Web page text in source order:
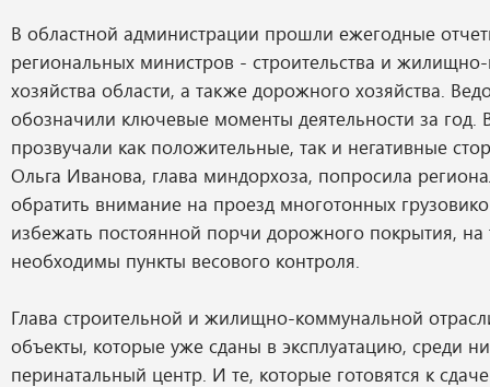
В областной администрации прошли ежегодные
региональных министров - строительства и
хозяйства области, а также дорожного хозяйства.
обозначили ключевые моменты деятельности за год.
прозвучали как положительные, так и негативные
Ольга Иванова, глава миндорхоза, попросила
обратить внимание на проезд многотонных
избежать постоянной порчи дорожного покрытия, на
необходимы пункты весового контроля.
Глава строительной и жилищно-коммунальной
объекты, которые уже сданы в эксплуатацию, среди
перинатальный центр. И те, которые готовятся к